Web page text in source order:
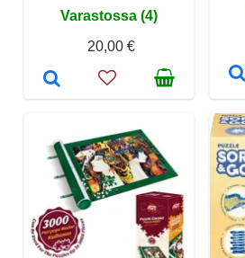
Varastossa (4)
20,00 €